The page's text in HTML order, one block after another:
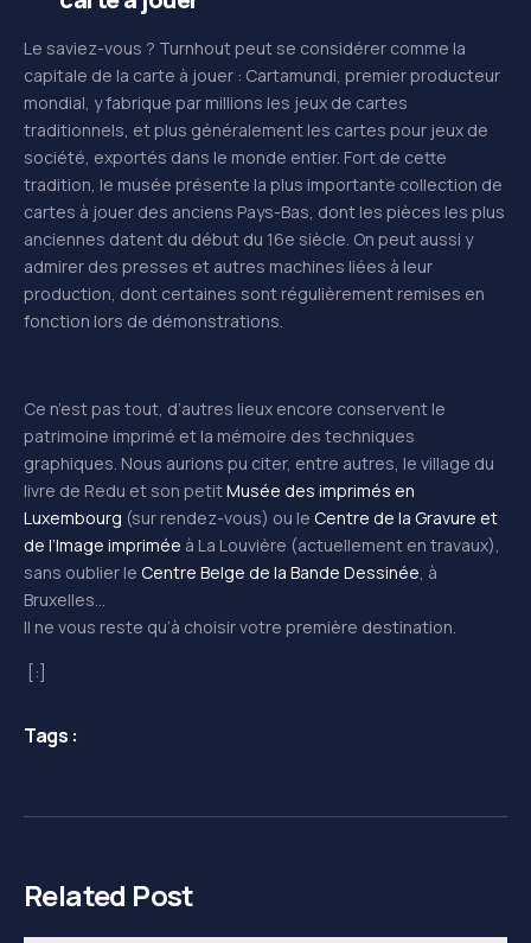
Le saviez-vous ? Turnhout peut se considérer comme la
capitale de la carte à jouer : Cartamundi, premier producteur
mondial, y fabrique par millions les jeux de cartes
traditionnels, et plus généralement les cartes pour jeux de
société, exportés dans le monde entier. Fort de cette
tradition, le musée présente la plus importante collection de
cartes à jouer des anciens Pays-Bas, dont les pièces les plus
anciennes datent du début du 16e siècle. On peut aussi y
admirer des presses et autres machines liées à leur
production, dont certaines sont régulièrement remises en
fonction lors de démonstrations.
Ce n’est pas tout, d’autres lieux encore conservent le
patrimoine imprimé et la mémoire des techniques
graphiques. Nous aurions pu citer, entre autres, le village du
livre de Redu et son petitMusée des imprimés en
Luxembourg (sur rendez-vous) ou le Centre de la Gravure et
de l’Image imprimée à La Louvière (actuellement en travaux),
sans oublier le Centre Belge de la Bande Dessinée, à
Bruxelles…
Il ne vous reste qu’à choisir votre première destination.
[:]
Tags :
Related Post